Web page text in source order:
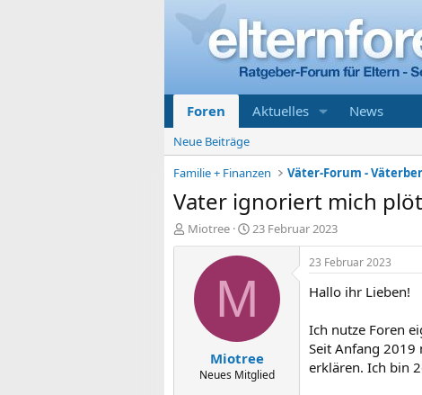
Foren Aktuelles News
Neue Beiträge
Familie + Finanzen
Väter-Forum -
Vater ignoriert mich
E
r
Miotree
E
r
s
t
a
m
23 Februar 2023
M
Miotree
Neues Mitglied
23 Februar 2023
Hallo ihr Lieben!
Ich nutze Foren
Seit Anfang 2019
erklären. Ich bin